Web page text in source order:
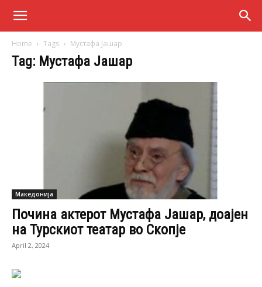
Home Tags Мустафа Јашар
Tag: Мустафа Јашар
Македонија
Почина актерот Мустафа Јашар, доајен
на Турскиот театар во Скопје
April 2, 2024